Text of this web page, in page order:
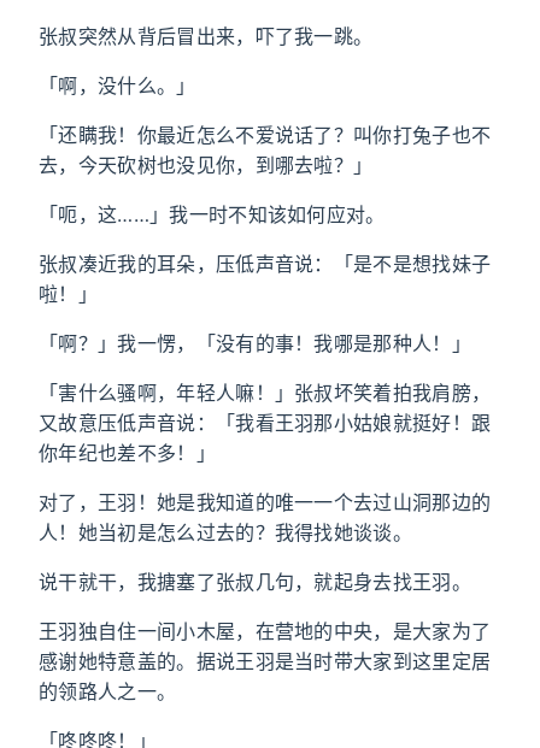
张叔突然从背后冒出来，吓了我一跳。
「啊，没什么。」
「还瞒我！你最近怎么不爱说话了？叫你打兔子也不
去，今天砍树也没见你，到哪去啦？」
「呃，这……」我一时不知该如何应对。
张叔凑近我的耳朵，压低声音说：「是不是想找妹子
啦！」
「啊？」我一愣，「没有的事！我哪是那种人！」
「害什么骚啊，年轻人嘛！」张叔坏笑着拍我肩膀，
又故意压低声音说：「我看王羽那小姑娘就挺好！跟
你年纪也差不多！」
对了，王羽！她是我知道的唯一一个去过山洞那边的
人！她当初是怎么过去的？我得找她谈谈。
说干就干，我搪塞了张叔几句，就起身去找王羽。
王羽独自住一间小木屋，在营地的中央，是大家为了
感谢她特意盖的。据说王羽是当时带大家到这里定居
的领路人之一。
「咚咚咚！」